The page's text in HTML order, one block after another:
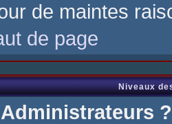
de maintes
de page
Niveaux
?